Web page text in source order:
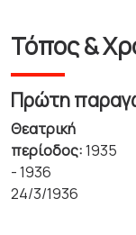
Τόπος &
Πρώτη
Θεατρική
περίοδος:1935
- 1936
24/3/1936